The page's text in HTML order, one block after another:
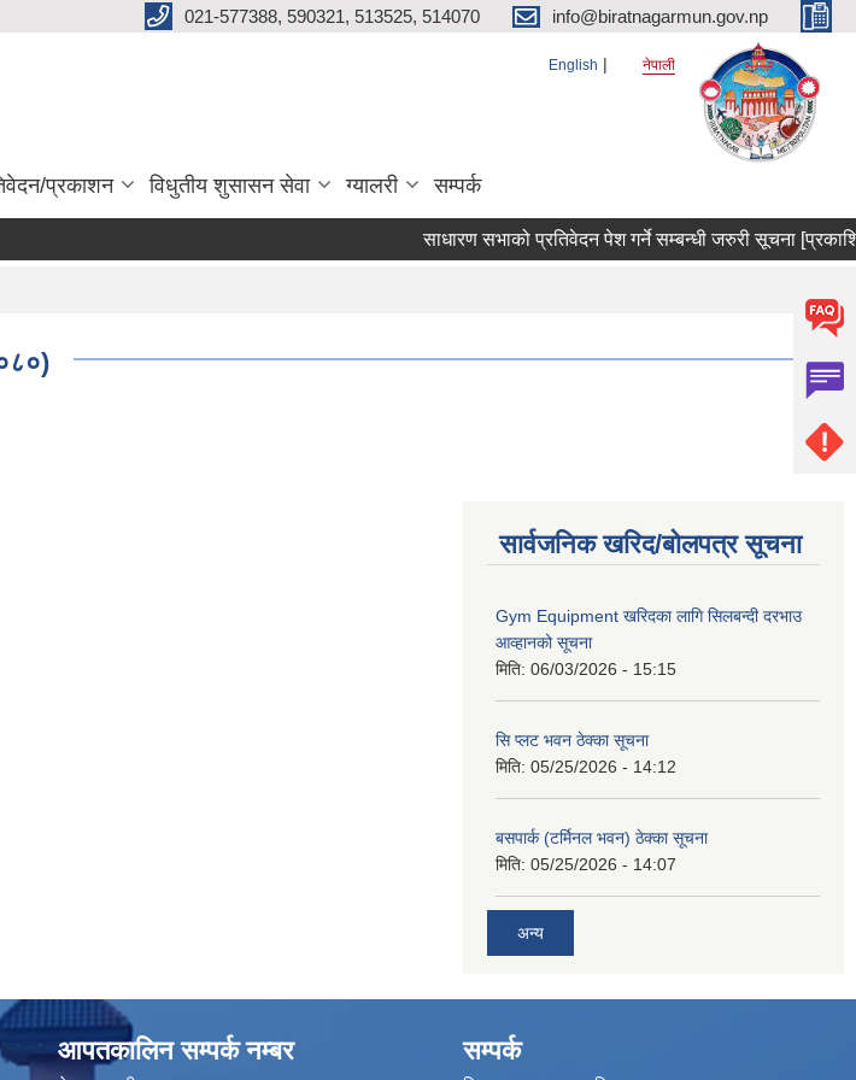
021-577388, 590321, 513525, 514070 info@biratnagarmun.gov.np
English नेपाली
प्रकाशन विधुतीय शुसासन सेवा ग्यालरी सम्पर्क
साधारण सभाको प्रतिवेदन पेश गर्ने सम्बन्धी जरुरी सूचना
सार्वजनिक खरिद/बोलपत्र सूचना
Gym Equipment खरिदका लागि सिलबन्दी दरभाउ
आव्हानको सूचना
मिति: 06/03/2026 - 15:15
सि प्लट भवन ठेक्का सूचना
मिति: 05/25/2026 - 14:12
बसपार्क (टर्मिनल भवन) ठेक्का सूचना
मिति: 05/25/2026 - 14:07
अन्य
आपतकालिन सम्पर्क नम्बर सम्पर्क